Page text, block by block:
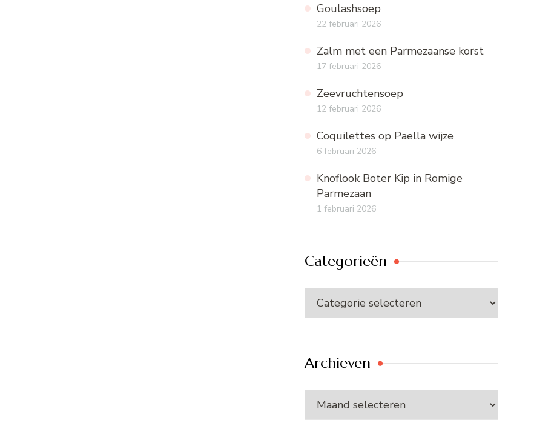
Goulashsoep
22 februari 2026
Zalm met een Parmezaanse korst
17 februari 2026
Zeevruchtensoep
12 februari 2026
Coquilettes op Paella wijze
6 februari 2026
Knoflook Boter Kip in Romige
Parmezaan
1 februari 2026
Categorieën
Categorieën
Archieven
Archieven